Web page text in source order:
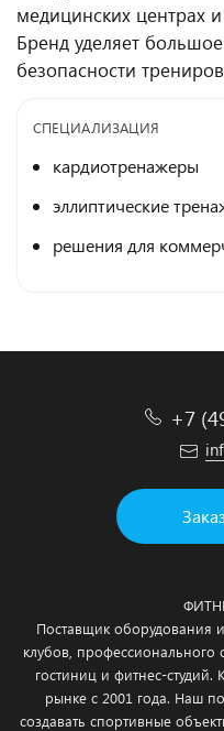
медицинских центрах
Бренд уделяет
безопасности
СПЕЦИАЛИЗАЦИЯ
кардиотренажеры
эллиптические
решения для
+7
Поставщик оборудования
клубов, профессионального
гостиниц и фитнес-
рынке с 2001 года. Наш
создавать спортивные